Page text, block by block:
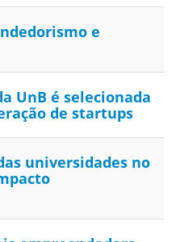
e
UnB é selecionada
de startups
universidades no